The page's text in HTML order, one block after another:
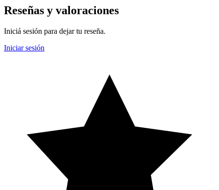
Reseñas y valoraciones
Iniciá sesión para dejar tu reseña.
Iniciar sesión